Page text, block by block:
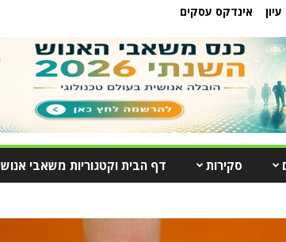
עיון אינדקס עסקים
סקירות דף הבית וקטגוריות משאבי אנוש